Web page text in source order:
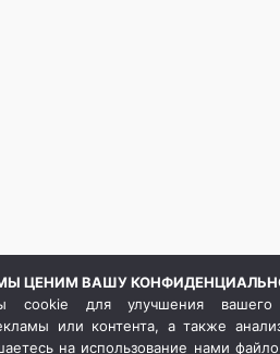
ЦЕНИМ ВАШУ
cookie для улучшения вашего
или контента, а также
на использование нами